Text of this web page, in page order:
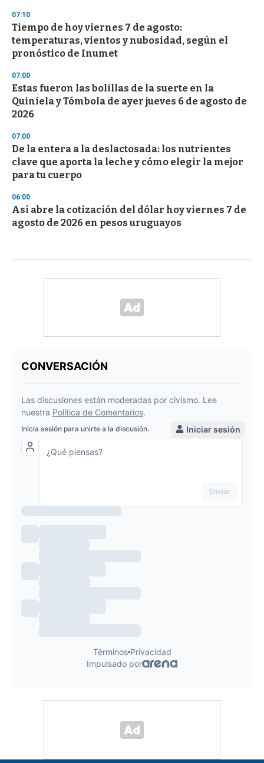
07:10
Tiempo de hoy viernes 7 de agosto:
temperaturas, vientos y nubosidad, según el
pronóstico de Inumet
07:00
Estas fueron las bolillas de la suerte en la
Quiniela y Tómbola de ayer jueves 6 de agosto de
2026
07:00
De la entera a la deslactosada: los nutrientes
clave que aporta la leche y cómo elegir la mejor
para tu cuerpo
06:00
Así abre la cotización del dólar hoy viernes 7 de
agosto de 2026 en pesos uruguayos